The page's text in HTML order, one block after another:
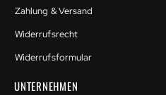
Zahlung & Versand
Widerrufsrecht
Widerrufsformular
UNTERNEHMEN